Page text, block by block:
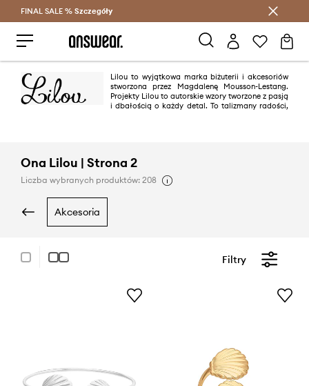
Oszczędzaj z Answear Club >
FINAL SALE % Szczegóły
Lilou to wyjątkowa marka biżuterii i akcesoriów
stworzona przez Magdalenę Mousson-Lestang.
Projekty Lilou to autorskie wzory tworzone z pasją
i dbałością o każdy detal. To talizmany radości,
Ona Lilou | Strona 2
Liczba wybranych produktów: 208
akcesoria
Filtry